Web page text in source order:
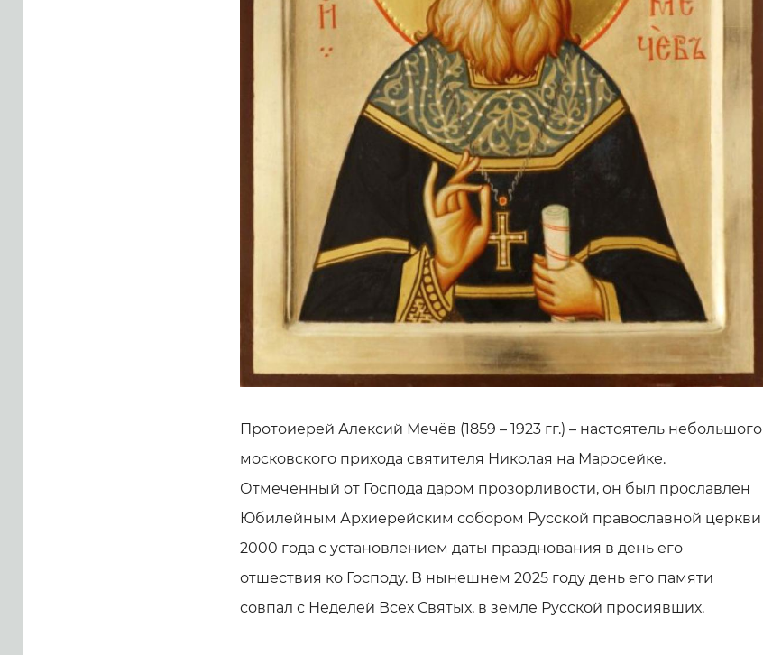
Протоиерей Алексий Мечёв (1859 – 1923 гг.) – настоятель небольшого
московского прихода святителя Николая на Маросейке.
Отмеченный от Господа даром прозорливости, он был прославлен
Юбилейным Архиерейским собором Русской православной церкви
2000 года с установлением даты празднования в день его
отшествия ко Господу. В нынешнем 2025 году день его памяти
совпал с Неделей Всех Святых, в земле Русской просиявших.